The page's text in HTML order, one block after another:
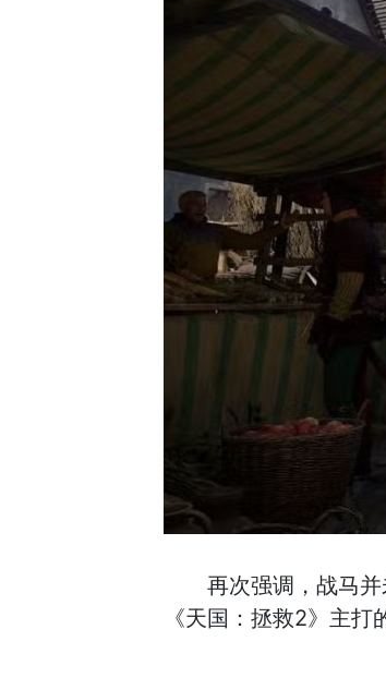
再次强调，战马
《天国：拯救2》主